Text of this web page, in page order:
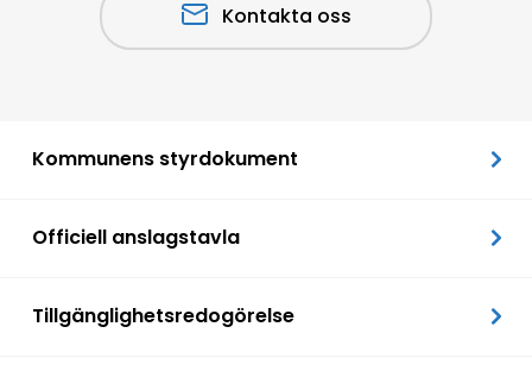
Kontakta oss
Kommunens styrdokument
Officiell anslagstavla
Tillgänglighetsredogörelse